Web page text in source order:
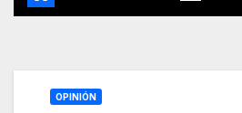
OPINIÓN